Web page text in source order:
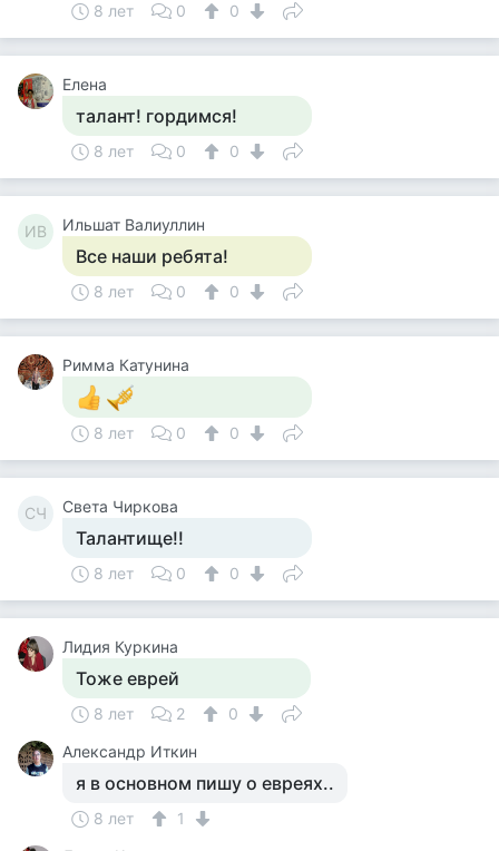
8 лет 0 0
Елена
талант! гордимся!
8 лет 0 0
ИВ Ильшат Валиуллин
Все наши ребята!
8 лет 0 0
Римма Катунина
8 лет 0 0
СЧ Света Чиркова
Талантище!!
8 лет 0 0
Лидия Куркина
Тоже еврей
8 лет 2
0
Александр Иткин
я в основном пишу о евреях..
8 лет
1